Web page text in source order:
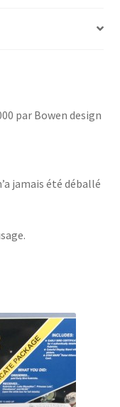
par Bowen design
jamais été déballé